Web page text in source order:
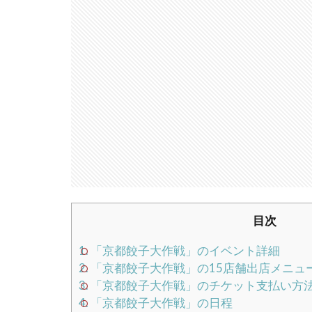
目次
1. 「京都餃子大作戦」のイベント詳細
2. 「京都餃子大作戦」の15店舗出店メニュ
3. 「京都餃子大作戦」のチケット支払い方
4. 「京都餃子大作戦」の日程